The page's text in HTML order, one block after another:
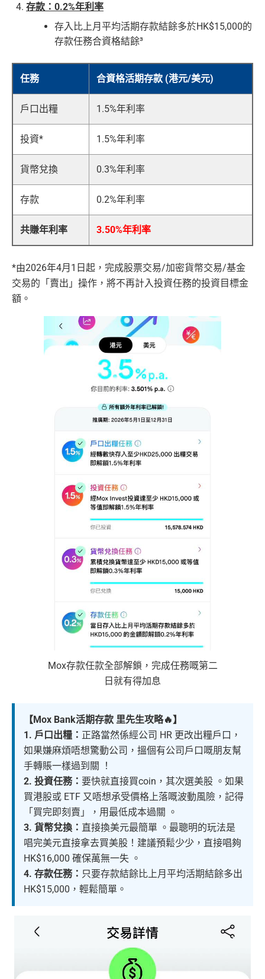
存款：0.2%年利率
存入比上月平均活期存款結餘多於HK$15,000的
存款任務合資格結餘³
任務 合資格活期存款 (港元/美元)
戶口出糧 1.5%年利率
投資* 1.5%年利率
貨幣兌換 0.3%年利率
存款 0.2%年利率
共賺年利率 3.50%年利率
*由2026年4月1日起，完成股票交易/加密貨幣交易/基金
交易的「賣出」操作，將不再計入投資任務的投資目標金
額。
Mox存款任款全部解鎖，完成任務嘅第二
日就有得加息
【Mox Bank活期存款 里先生攻略🔥】
1. 戶口出糧： 正路當然係經公司 HR 更改出糧戶口，
如果嫌麻煩唔想驚動公司，搵個有公司戶口嘅朋友幫
手轉賬一樣過到關 ！
2. 投資任務： 要快就直接買coin，其次選美股 。如果
買港股或 ETF 又唔想承受價格上落嘅波動風險，記得
「買完即刻賣」，用最低成本過關 。
3. 貨幣兌換： 直接換美元最簡單 。最聰明的玩法是
唱完美元直接拿去買美股！建議預鬆少少，直接唱夠
HK$16,000 確保萬無一失 。
4. 存款任務： 只要存款結餘比上月平均活期結餘多出
HK$15,000，輕鬆簡單。